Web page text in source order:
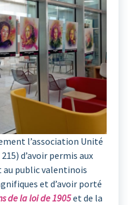
l’association Unité
d’avoir permis aux
au public valentinois
et d’avoir porté
de la loi de 1905et de la